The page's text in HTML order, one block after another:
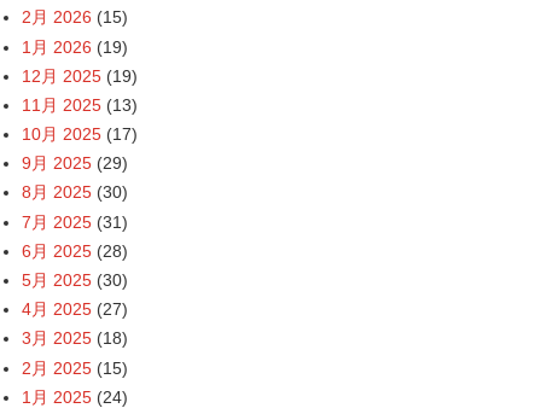
2月 2026 (15)
1月 2026 (19)
12月 2025 (19)
11月 2025 (13)
10月 2025 (17)
9月 2025 (29)
8月 2025 (30)
7月 2025 (31)
6月 2025 (28)
5月 2025 (30)
4月 2025 (27)
3月 2025 (18)
2月 2025 (15)
1月 2025 (24)